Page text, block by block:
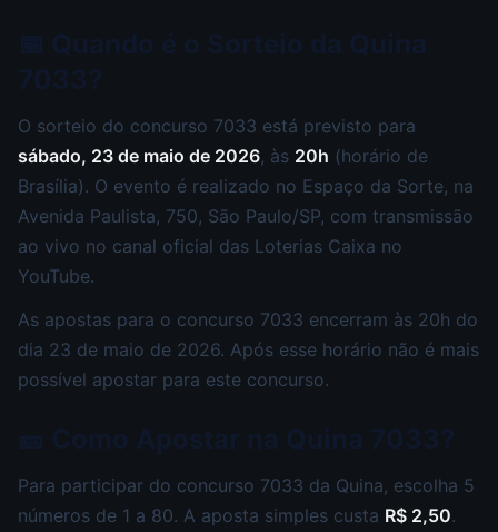
O sorteio do concurso 7033 está previsto para
sábado, 23 de maio de 2026, às 20h (horário de
Brasília). O evento é realizado no Espaço da Sorte, na
Avenida Paulista, 750, São Paulo/SP, com transmissão
ao vivo no canal oficial das Loterias Caixa no
YouTube.
As apostas para o concurso 7033 encerram às 20h do
dia 23 de maio de 2026. Após esse horário não é mais
possível apostar para este concurso.
Para participar do concurso 7033 da Quina, escolha 5
números de 1 a 80. A aposta simples custa R$ 2,50.